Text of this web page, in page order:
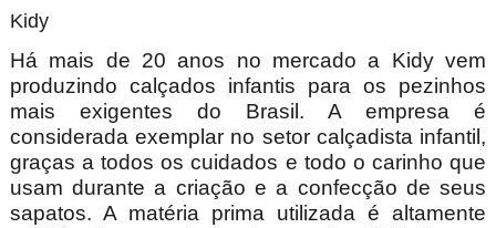
Kidy
Há mais de 20 anos no mercado a Kidy vem
produzindo calçados infantis para os pezinhos
mais exigentes do Brasil. A empresa é
considerada exemplar no setor calçadista infantil,
graças a todos os cuidados e todo o carinho que
usam durante a criação e a confecção de seus
sapatos. A matéria prima utilizada é altamente